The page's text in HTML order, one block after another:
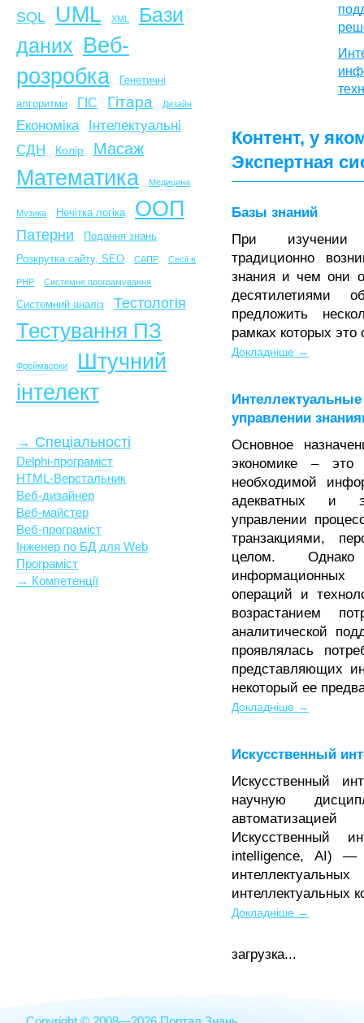
SQL UML XML
Бази
даних Веб-
розробка
Генетичні
алгоритми
ГІС Гітара Дизайн
Економіка
Інтелектуальні
СДН
Колір Масаж
Математика Медицина
Музика Нечітка логіка ООП
Патерни
Подання знань
Розкрутка сайту, SEO
САПР Сесії в
PHP Системне програмування
Системний аналіз Тестологія
Тестування ПЗ
Фреймворки
Штучний
інтелект
→ Спеціальності
Delphi-програміст
HTML-Верстальник
Веб-дизайнер
Веб-майстер
Веб-програміст
Інженер по БД для Web
Програміст
→ Компетенції
Контент, у
Экспертная
Базы знаний
При изучении
традиционно
знания и чем они
десятилетиями
предложить
рамках которых
Докладніше →
управлении
Основное
экономике – это
необходимой
адекватных и
управлении
транзакциями,
целом.
операций и
возрастанием
аналитической
проявлялась
представляющих
некоторый ее
Докладніше →
Искусственный
Искусственный
научную
Искусственный
intelligence, AI) —
интеллектуальных
Докладніше →
загрузка...